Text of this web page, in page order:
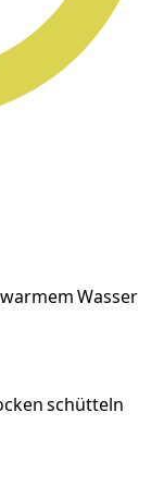
Wasser
schütteln